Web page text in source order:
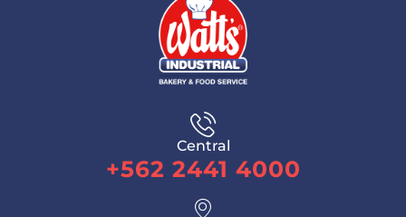
Central
+562 2441 4000